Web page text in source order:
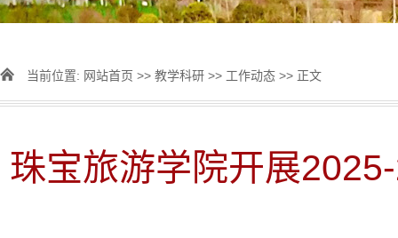
当前位置: 网站首页 >> 教学科研 >> 工作动态 >> 正文
珠宝旅游学院开展